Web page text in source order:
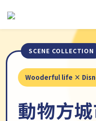
Wooderful life ×
動物方